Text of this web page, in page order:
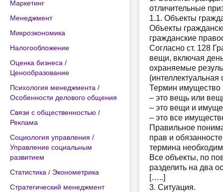
Маркетинг
Менеджмент
Микроэкономика
Налогообложение
Оценка бизнеса /
Ценообразование
Психология менеджмента /
Особенности делового общения
Связи с общественностью /
Реклама
Социология управления /
Управление социальным
развитием
Статистика / Эконометрика
Стратегический менеджмент
отличительные
1.1. Объекты
Объекты
гражданские
Согласно ст. 128
вещи, включая
охраняемые
Термин имущество
– это вещь или
– это вещи и
– это все
Правильное
прав и
термина
Все объекты, по
разделить на два
[…..]
3. Ситуация.